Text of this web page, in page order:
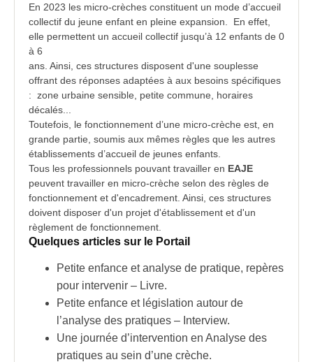
En 2023 les micro-crèches constituent un mode d’accueil
collectif du jeune enfant en pleine expansion. En effet,
elle permettent un accueil collectif jusqu’à 12 enfants de 0
à 6
ans. Ainsi, ces structures disposent d'une souplesse
offrant des réponses adaptées à aux besoins spécifiques
: zone urbaine sensible, petite commune, horaires
décalés...
Toutefois, le fonctionnement d’une micro-crèche est, en
grande partie, soumis aux mêmes règles que les autres
établissements d’accueil de jeunes enfants.
Tous les professionnels pouvant travailler en EAJE
peuvent travailler en micro-crèche selon des règles de
fonctionnement et d'encadrement. Ainsi, ces structures
doivent disposer d'un projet d'établissement et d'un
règlement de fonctionnement.
Quelques articles sur le Portail
Petite enfance et analyse de pratique, repères
pour intervenir – Livre.
Petite enfance et législation autour de
l’analyse des pratiques – Interview.
Une journée d’intervention en Analyse des
pratiques au sein d’une crèche.